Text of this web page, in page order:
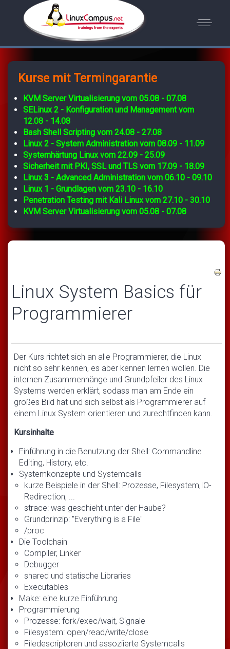
Kurse mit Termingarantie
KVM Server Virtualisierung vom 05.08 - 07.08
SELinux 2 - Konfiguration und Management vom
12.08 - 14.08
Bash Shell Scripting vom 24.08 - 27.08
Linux 2 - System Administration vom 08.09 - 11.09
Systemhärtung Linux vom 22.09 - 25.09
Sicherheit mit PKI, SSL und TLS vom 17.09 - 18.09
Linux 3 - Advanced Administration vom 06.10 - 09.10
Linux 1 - Grundlagen vom 23.10 - 16.10
Penetration Testing mit Kali Linux vom 27.10 - 30.10
KVM Server Virtualisierung vom 05.08 - 07.08
Linux System Basics für
Programmierer
Der Kurs richtet sich an alle Programmierer, die Linux
nicht so sehr kennen, es aber kennen lernen wollen. Die
internen Zusammenhänge und Grundpfeiler des Linux
Systems werden erklärt, sodass man am Ende ein
großes Bild hat und sich selbst als Programmierer auf
einem Linux System orientieren und zurechtfinden kann.
Kursinhalte
Einführung in die Benutzung der Shell: Commandline
Editing, History, etc.
Systemkonzepte und Systemcalls
kurze Beispiele in der Shell: Prozesse, Filesystem,IO-
Redirection, ...
strace: was geschieht unter der Haube?
Grundprinzip: "Everything is a File"
/proc
Die Toolchain
Compiler, Linker
Debugger
shared und statische Libraries
Executables
Make: eine kurze Einführung
Programmierung
Prozesse: fork/exec/wait, Signale
Filesystem: open/read/write/close
Filedescriptoren und assoziierte Systemcalls